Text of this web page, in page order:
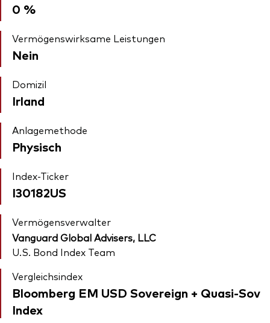
0 %
Vermögenswirksame Leistungen
Nein
Domizil
Irland
Anlagemethode
Physisch
Index-Ticker
I30182US
Vermögensverwalter
Vanguard Global Advisers, LLC
U.S. Bond Index Team
Vergleichsindex
Bloomberg EM USD Sovereign + Quasi-Sov
Index